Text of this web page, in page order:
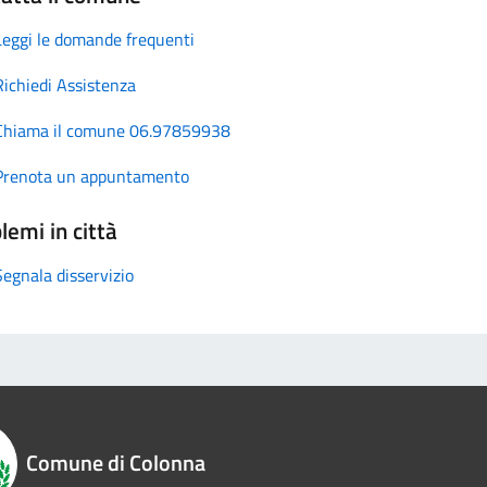
le domande frequenti
Assistenza
il comune 06.97859938
un appuntamento
in città
disservizio
Comune di Colonna